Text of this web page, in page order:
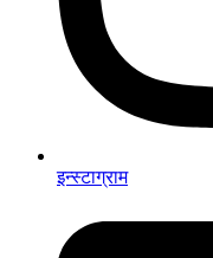
इन्स्टाग्राम